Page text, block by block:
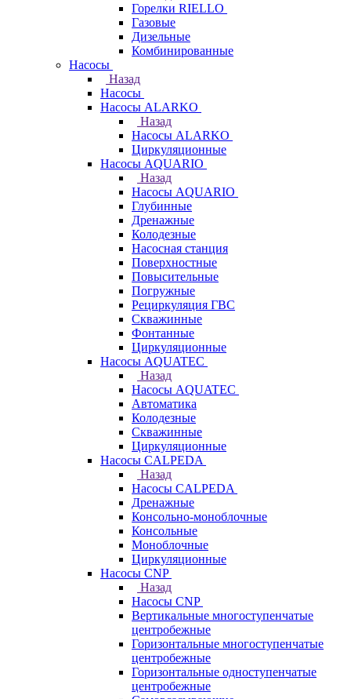
Горелки RIELLO
Газовые
Дизельные
Комбинированные
Насосы
Назад
Насосы
Насосы ALARKO
Назад
Насосы ALARKO
Циркуляционные
Насосы AQUARIO
Назад
Насосы AQUARIO
Глубинные
Дренажные
Колодезные
Насосная станция
Поверхностные
Повысительные
Погружные
Рециркуляция ГВС
Скважинные
Фонтанные
Циркуляционные
Насосы AQUATEC
Назад
Насосы AQUATEC
Автоматика
Колодезные
Скважинные
Циркуляционные
Насосы CALPEDA
Назад
Насосы CALPEDA
Дренажные
Консольно-моноблочные
Консольные
Моноблочные
Циркуляционные
Насосы CNP
Назад
Насосы CNP
Вертикальные многоступенчатые
центробежные
Горизонтальные многоступенчатые
центробежные
Горизонтальные одноступенчатые
центробежные